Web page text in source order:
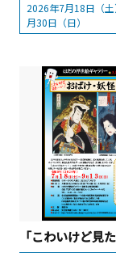
2026年7月18日（
月30日（日）